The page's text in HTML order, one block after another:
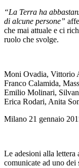
“La Terra ha
di alcune persone”
che mai attuale e ci
ruolo che svolge.
Moni Ovadia, Vittorio
Franco Calamida,
Emilio Molinari,
Erica Rodari, Anita
Milano 21 gennaio
Le adesioni alla
comunicate ad uno